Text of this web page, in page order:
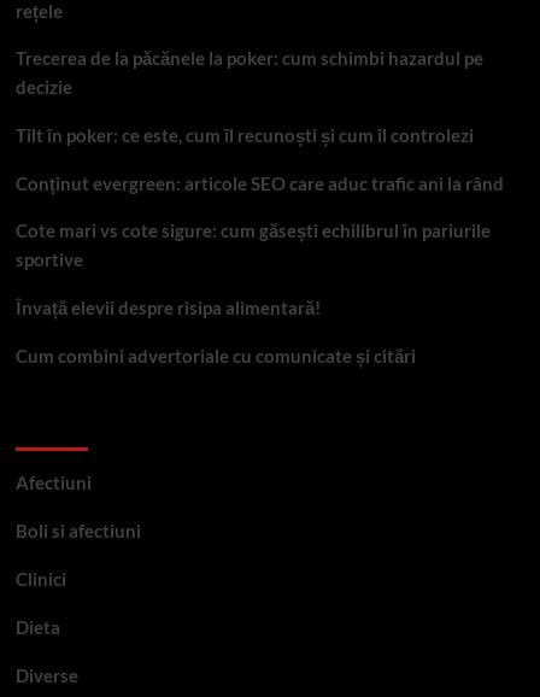
rețele
Trecerea de la păcănele la poker: cum schimbi hazardul pe
decizie
Tilt în poker: ce este, cum îl recunoști și cum îl controlezi
Conținut evergreen: articole SEO care aduc trafic ani la rând
Cote mari vs cote sigure: cum găsești echilibrul în pariurile
sportive
Învață elevii despre risipa alimentară!
Cum combini advertoriale cu comunicate și citări
Afectiuni
Boli si afectiuni
Clinici
Dieta
Diverse